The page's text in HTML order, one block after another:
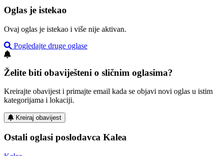
Oglas je istekao
Ovaj oglas je istekao i više nije aktivan.
Pogledajte druge oglase
Želite biti obaviješteni o sličnim oglasima?
Kreirajte obavijest i primajte email kada se objavi novi oglas u istim
kategorijama i lokaciji.
Kreiraj obavijest
Ostali oglasi poslodavca Kalea